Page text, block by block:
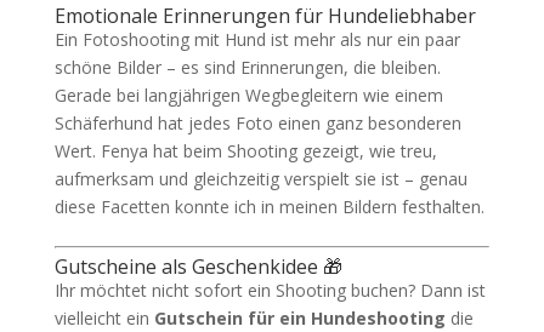
Emotionale Erinnerungen für Hundeliebhaber
Ein Fotoshooting mit Hund ist mehr als nur ein paar
schöne Bilder – es sind Erinnerungen, die bleiben.
Gerade bei langjährigen Wegbegleitern wie einem
Schäferhund hat jedes Foto einen ganz besonderen
Wert. Fenya hat beim Shooting gezeigt, wie treu,
aufmerksam und gleichzeitig verspielt sie ist – genau
diese Facetten konnte ich in meinen Bildern festhalten.
Gutscheine als Geschenkidee 🎁
Ihr möchtet nicht sofort ein Shooting buchen? Dann ist
vielleicht ein Gutschein für ein Hundeshooting die